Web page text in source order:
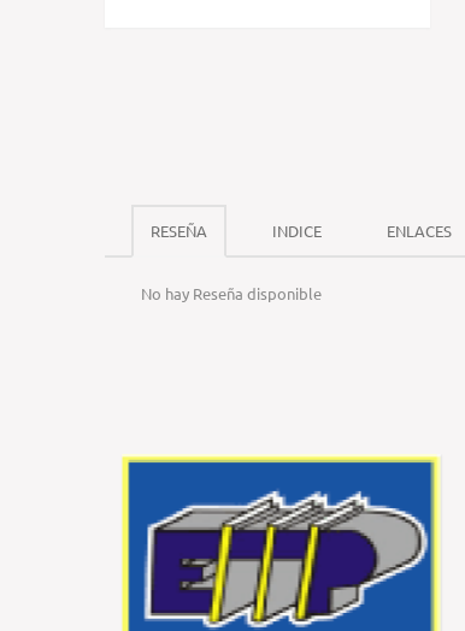
RESEÑA INDICE ENLACES
No hay Reseña disponible